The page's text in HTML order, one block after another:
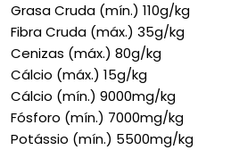
Grasa Cruda (mín.) 110g/kg
Fibra Cruda (máx.) 35g/kg
Cenizas (máx.) 80g/kg
Cálcio (máx.) 15g/kg
Cálcio (mín.) 9000mg/kg
Fósforo (mín.) 7000mg/kg
Potássio (mín.) 5500mg/kg